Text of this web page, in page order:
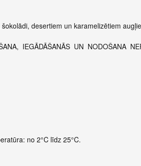
desertiem un karamelizētiem
IEGĀDĀŠANĀS UN NODOŠANA
no 2°C līdz 25°C.